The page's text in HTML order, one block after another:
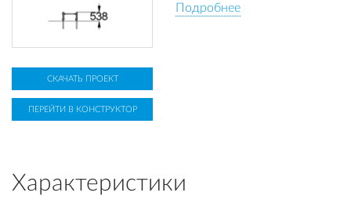
Подробнее
СКАЧАТЬ ПРОЕКТ
ПЕРЕЙТИ В КОНСТРУКТОР
Характеристики